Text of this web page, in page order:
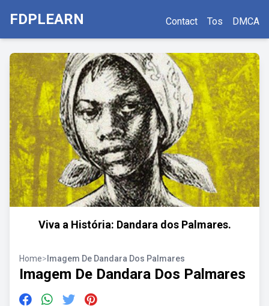
FDPLEARN Contact Tos DMCA
Viva a História: Dandara dos Palmares.
Home> Imagem De Dandara Dos Palmares
Imagem De Dandara Dos Palmares